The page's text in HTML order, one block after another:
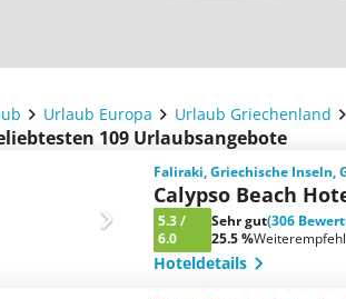
Urlaub Europa Urlaub Griechenland
109 Urlaubsangebote
Faliraki, Griechische Inseln,
Calypso Beach
5.3/
6.0
Sehr gut(306
25.5 %
Hoteldetails